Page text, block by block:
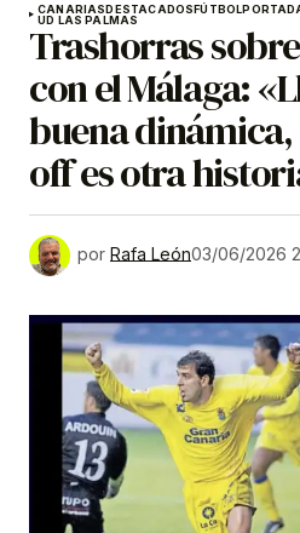
CANARIASDESTACADOSFÚTBOL
UD LAS PALMAS
Trashorras
con el Málaga:
buena
off es otra
por Rafa León03/06/2026